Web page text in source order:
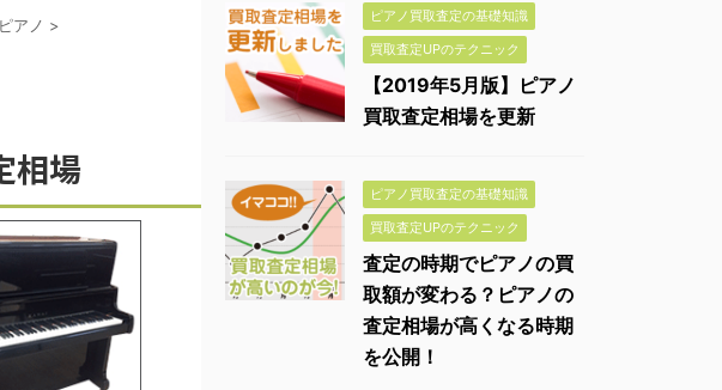
アノ >
相場
ピアノ買取査定の基礎知識
買取査定UPのテクニック
【2019年5月版】ピアノ
買取査定相場を更新
ピアノ買取査定の基礎知識
買取査定UPのテクニック
査定の時期でピアノの買
取額が変わる？ピアノの
査定相場が高くなる時期
を公開！